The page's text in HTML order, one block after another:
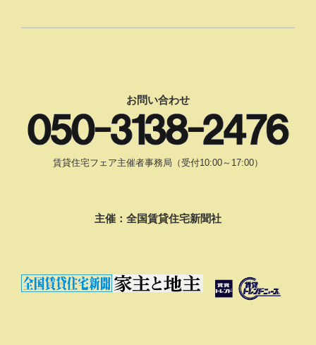
お問い合わせ
賃貸住宅フェア主催者事務局（受付10:00～17:00）
主催：全国賃貸住宅新聞社